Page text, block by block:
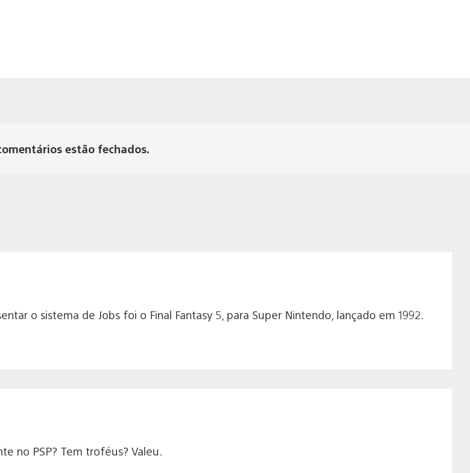
estão fechados.
o sistema de Jobs foi o Final Fantasy 5, para Super Nintendo, lançado em 1992.
no PSP? Tem troféus? Valeu.